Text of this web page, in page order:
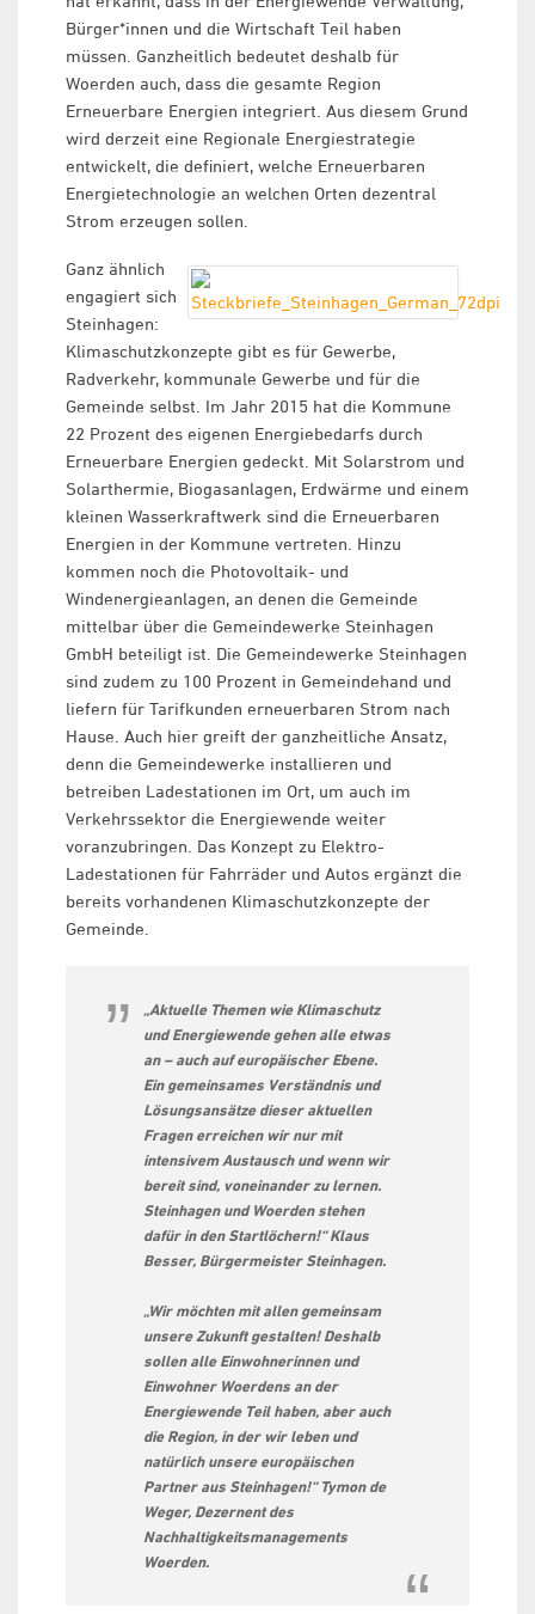
Bürger*innen und die Wirtschaft Teil haben
müssen. Ganzheitlich bedeutet deshalb für
Woerden auch, dass die gesamte Region
Erneuerbare Energien integriert. Aus diesem Grund
wird derzeit eine Regionale Energiestrategie
entwickelt, die definiert, welche Erneuerbaren
Energietechnologie an welchen Orten dezentral
Strom erzeugen sollen.
Ganz ähnlich
engagiert sich
Steinhagen:
Klimaschutzkonzepte gibt es für Gewerbe,
Radverkehr, kommunale Gewerbe und für die
Gemeinde selbst. Im Jahr 2015 hat die Kommune
22 Prozent des eigenen Energiebedarfs durch
Erneuerbare Energien gedeckt. Mit Solarstrom und
Solarthermie, Biogasanlagen, Erdwärme und einem
kleinen Wasserkraftwerk sind die Erneuerbaren
Energien in der Kommune vertreten. Hinzu
kommen noch die Photovoltaik- und
Windenergieanlagen, an denen die Gemeinde
mittelbar über die Gemeindewerke Steinhagen
GmbH beteiligt ist. Die Gemeindewerke Steinhagen
sind zudem zu 100 Prozent in Gemeindehand und
liefern für Tarifkunden erneuerbaren Strom nach
Hause. Auch hier greift der ganzheitliche Ansatz,
denn die Gemeindewerke installieren und
betreiben Ladestationen im Ort, um auch im
Verkehrssektor die Energiewende weiter
voranzubringen. Das Konzept zu Elektro-
Ladestationen für Fahrräder und Autos ergänzt die
bereits vorhandenen Klimaschutzkonzepte der
Gemeinde.
„Aktuelle Themen wie Klimaschutz
und Energiewende gehen alle etwas
an – auch auf europäischer Ebene.
Ein gemeinsames Verständnis und
Lösungsansätze dieser aktuellen
Fragen erreichen wir nur mit
intensivem Austausch und wenn wir
bereit sind, voneinander zu lernen.
Steinhagen und Woerden stehen
dafür in den Startlöchern!“ Klaus
Besser, Bürgermeister Steinhagen.
„Wir möchten mit allen gemeinsam
unsere Zukunft gestalten! Deshalb
sollen alle Einwohnerinnen und
Einwohner Woerdens an der
Energiewende Teil haben, aber auch
die Region, in der wir leben und
natürlich unsere europäischen
Partner aus Steinhagen!“ Tymon de
Weger, Dezernent des
Nachhaltigkeitsmanagements
Woerden.